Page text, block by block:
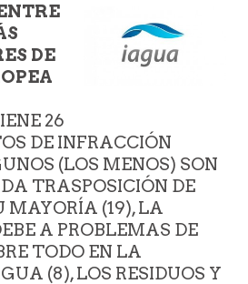
DE
26
DE INFRACCIÓN
(LOS MENOS) SON
TRASPOSICIÓN DE
MAYORÍA (19), LA
A PROBLEMAS DE
TODO EN LA
(8), LOS RESIDUOS Y